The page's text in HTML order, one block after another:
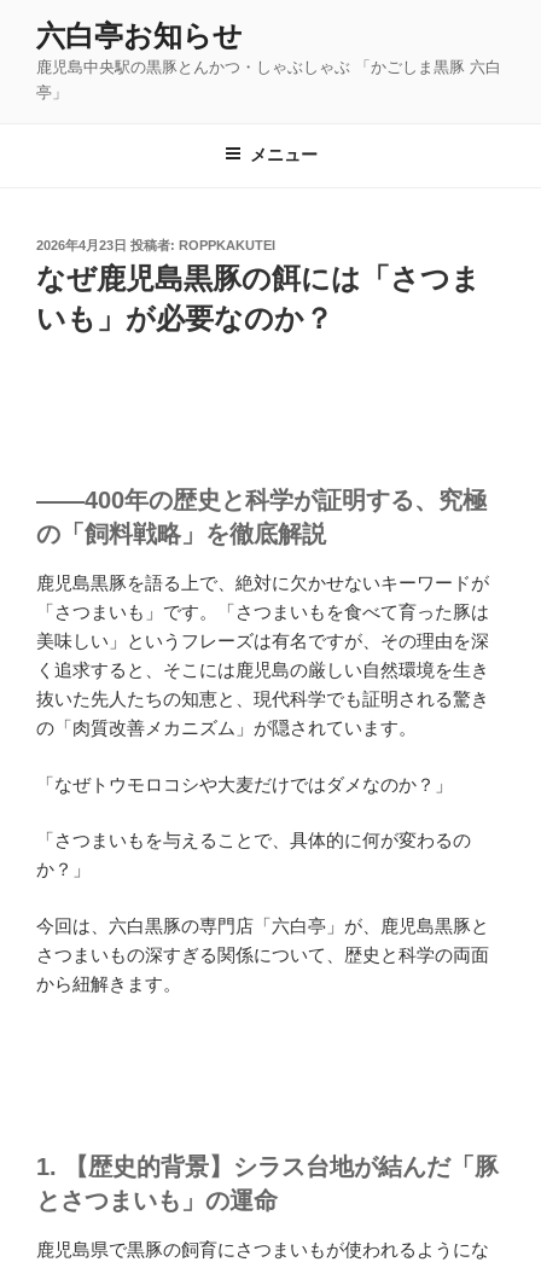
六白亭お知らせ
鹿児島中央駅の黒豚とんかつ・しゃぶしゃぶ 「かごしま黒豚 六白
亭」
メニュー
投
稿
日:
2026年4月23日 投稿者: ROPPKAKUTEI
なぜ鹿児島黒豚の餌には「さつま
いも」が必要なのか？
――400年の歴史と科学が証明する、究極
の「飼料戦略」を徹底解説
鹿児島黒豚を語る上で、絶対に欠かせないキーワードが
「さつまいも」です。「さつまいもを食べて育った豚は
美味しい」というフレーズは有名ですが、その理由を深
く追求すると、そこには鹿児島の厳しい自然環境を生き
抜いた先人たちの知恵と、現代科学でも証明される驚き
の「肉質改善メカニズム」が隠されています。
「なぜトウモロコシや大麦だけではダメなのか？」
「さつまいもを与えることで、具体的に何が変わるの
か？」
今回は、六白黒豚の専門店「六白亭」が、鹿児島黒豚と
さつまいもの深すぎる関係について、歴史と科学の両面
から紐解きます。
1. 【歴史的背景】シラス台地が結んだ「豚
とさつまいも」の運命
鹿児島県で黒豚の飼育にさつまいもが使われるようにな